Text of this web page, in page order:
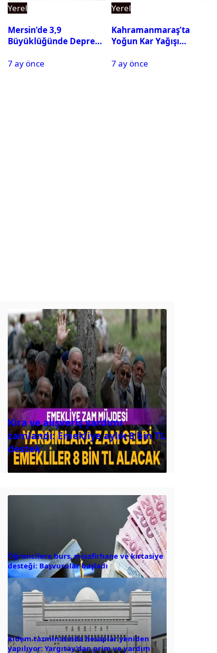
Yerel
Mersin’de 3,9
Büyüklüğünde Deprem
7 ay önce
Yerel
Kahramanmaraş’ta
Yoğun Kar Yağışı
Tatil
7 ay önce
Kira ve alışveriş yardımı
zamlandı: Emekliye aylık 8 bin TL
destek
Öğrencilere burs, misafirhane ve kırtasiye
desteği: Başvurular başladı
Kıdem tazminatında hesaplar yeniden
yapılıyor: Yargıtay’dan prim ve yardım